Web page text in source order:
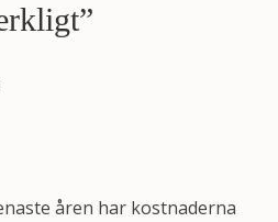
åren har kostnaderna